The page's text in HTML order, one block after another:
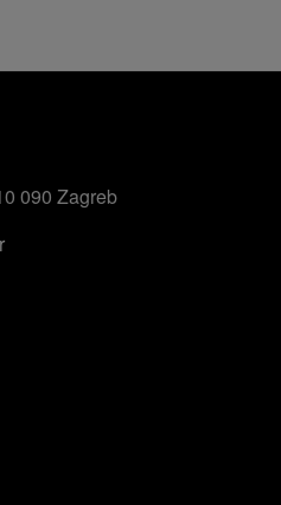
090 Zagreb